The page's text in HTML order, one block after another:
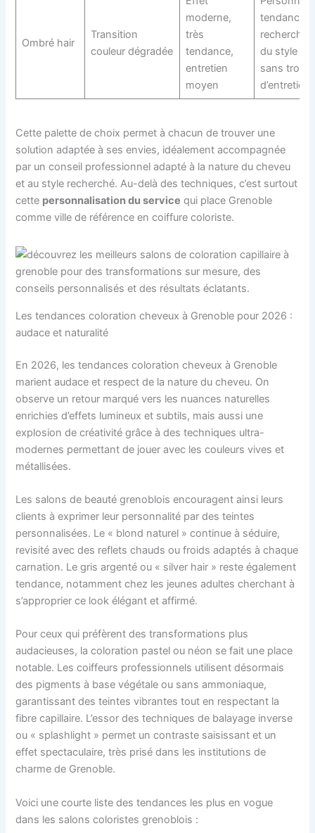
Ombré hair
Transition
couleur dégradée
moderne,
très
tendance,
entretien
moyen
tendances,
du style
sans trop
d’entretien
Cette palette de choix permet à chacun de trouver une
solution adaptée à ses envies, idéalement accompagnée
par un conseil professionnel adapté à la nature du cheveu
et au style recherché. Au-delà des techniques, c’est surtout
cette personnalisation du service qui place Grenoble
comme ville de référence en coiffure coloriste.
Les tendances coloration cheveux à Grenoble pour 2026 :
audace et naturalité
En 2026, les tendances coloration cheveux à Grenoble
marient audace et respect de la nature du cheveu. On
observe un retour marqué vers les nuances naturelles
enrichies d’effets lumineux et subtils, mais aussi une
explosion de créativité grâce à des techniques ultra-
modernes permettant de jouer avec les couleurs vives et
métallisées.
Les salons de beauté grenoblois encouragent ainsi leurs
clients à exprimer leur personnalité par des teintes
personnalisées. Le « blond naturel » continue à séduire,
revisité avec des reflets chauds ou froids adaptés à chaque
carnation. Le gris argenté ou « silver hair » reste également
tendance, notamment chez les jeunes adultes cherchant à
s’approprier ce look élégant et affirmé.
Pour ceux qui préfèrent des transformations plus
audacieuses, la coloration pastel ou néon se fait une place
notable. Les coiffeurs professionnels utilisent désormais
des pigments à base végétale ou sans ammoniaque,
garantissant des teintes vibrantes tout en respectant la
fibre capillaire. L’essor des techniques de balayage inverse
ou « splashlight » permet un contraste saisissant et un
effet spectaculaire, très prisé dans les institutions de
charme de Grenoble.
Voici une courte liste des tendances les plus en vogue
dans les salons coloristes grenoblois :